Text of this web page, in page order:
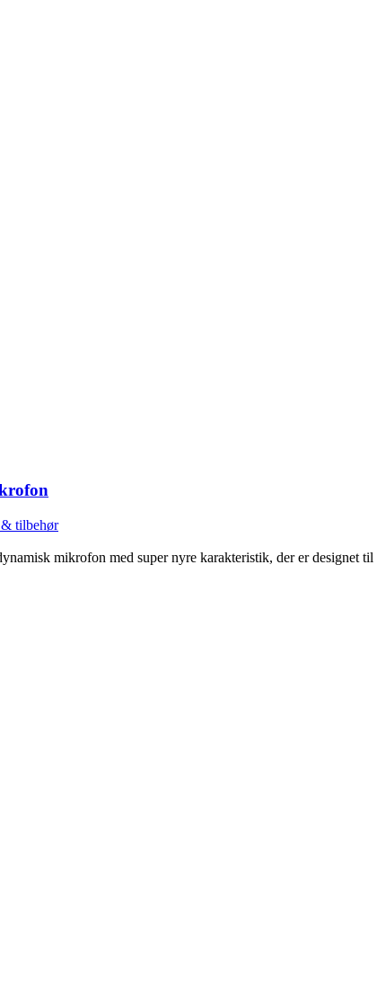
tilbehør
mikrofon med super nyre karakteristik, der er designet